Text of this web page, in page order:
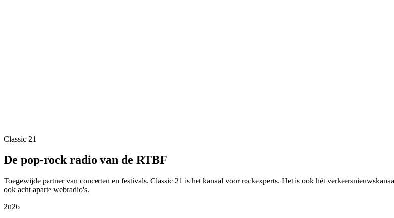
Classic 21
De pop-rock radio van de RTBF
Toegewijde partner van concerten en festivals, Classic 21 is het kanaal voor rockexperts. Het is ook hét
ook acht aparte webradio's.
2u26